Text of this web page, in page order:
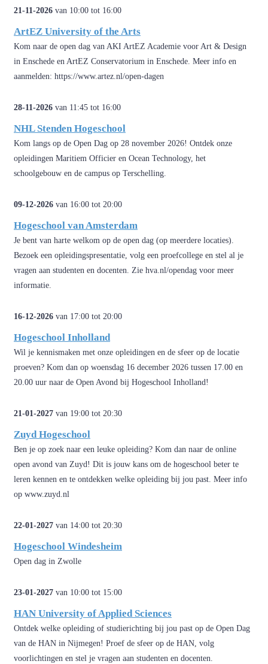
21-11-2026 van 10:00 tot 16:00
ArtEZ University of the Arts
Kom naar de open dag van AKI ArtEZ Academie voor Art & Design
in Enschede en ArtEZ Conservatorium in Enschede. Meer info en
aanmelden: https://www.artez.nl/open-dagen
28-11-2026 van 11:45 tot 16:00
NHL Stenden Hogeschool
Kom langs op de Open Dag op 28 november 2026! Ontdek onze
opleidingen Maritiem Officier en Ocean Technology, het
schoolgebouw en de campus op Terschelling.
09-12-2026 van 16:00 tot 20:00
Hogeschool van Amsterdam
Je bent van harte welkom op de open dag (op meerdere locaties).
Bezoek een opleidingspresentatie, volg een proefcollege en stel al je
vragen aan studenten en docenten. Zie hva.nl/opendag voor meer
informatie.
16-12-2026 van 17:00 tot 20:00
Hogeschool Inholland
Wil je kennismaken met onze opleidingen en de sfeer op de locatie
proeven? Kom dan op woensdag 16 december 2026 tussen 17.00 en
20.00 uur naar de Open Avond bij Hogeschool Inholland!
21-01-2027 van 19:00 tot 20:30
Zuyd Hogeschool
Ben je op zoek naar een leuke op­lei­ding? Kom dan naar de online
open avond van Zuyd! Dit is jouw kans om de ho­ge­school beter te
leren kennen en te ont­dek­ken welke op­lei­ding bij jou past. Meer info
op www.zuyd.nl
22-01-2027 van 14:00 tot 20:30
Hogeschool Windesheim
Open dag in Zwolle
23-01-2027 van 10:00 tot 15:00
HAN University of Applied Sciences
Ontdek welke opleiding of studierichting bij jou past op de Open Dag
van de HAN in Nijmegen! Proef de sfeer op de HAN, volg
voorlichtingen en stel je vragen aan studenten en docenten.